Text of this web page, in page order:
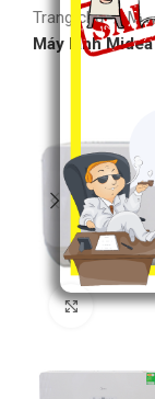
Trang chủ
Máy lanh
Click to